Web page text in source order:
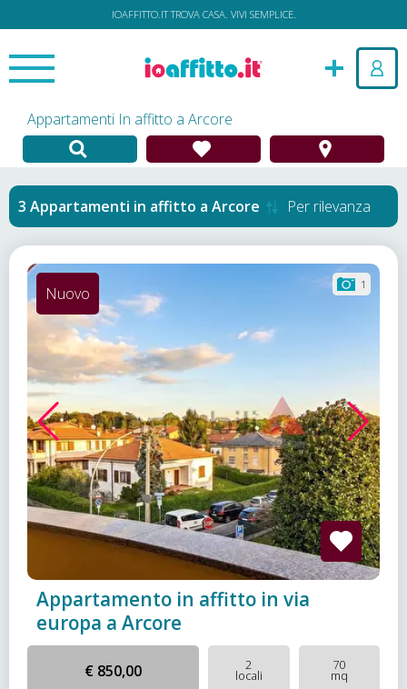
IOAFFITTO.IT TROVA CASA. VIVI SEMPLICE.
Appartamenti In affitto a Arcore
Appartamenti in affitto a Arcore Per rilevanza
1
Nuovo
Appartamento in affitto in via
europa a Arcore
€ 850,00 2
locali
70
mq